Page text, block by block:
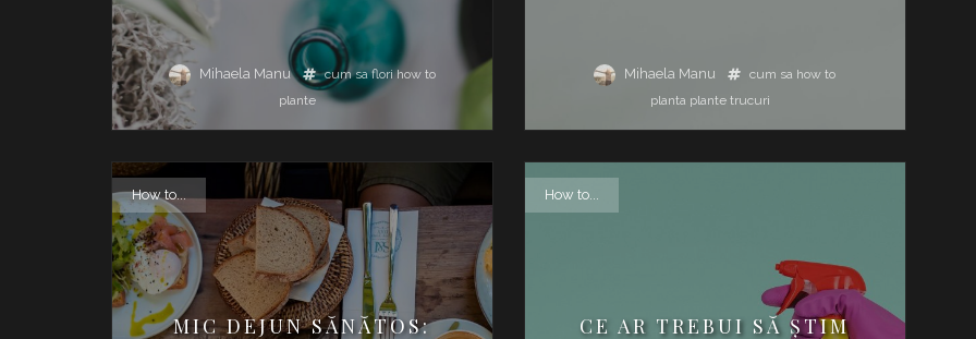
Mihaela Manu cum sa flori how to
plante
Mihaela Manu cum sa how to
planta plante trucuri
How to...
MIC DEJUN SĂNĂTOS:
How to...
CE AR TREBUI SĂ ȘTIM